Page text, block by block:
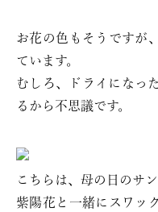
お花の色もそうですが
ています。
むしろ、ドライになっ
るから不思議です。
こちらは、母の日のサ
紫陽花と一緒にスワッ